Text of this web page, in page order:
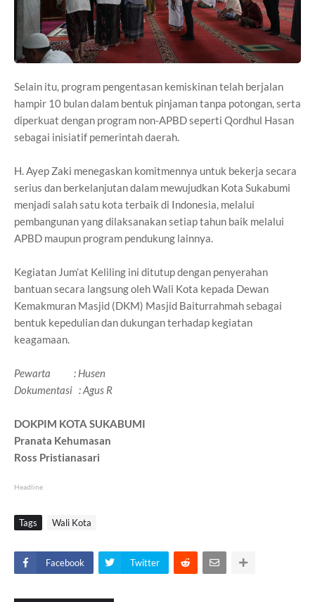
Selain itu, program pengentasan kemiskinan telah berjalan
hampir 10 bulan dalam bentuk pinjaman tanpa potongan, serta
diperkuat dengan program non-APBD seperti Qordhul Hasan
sebagai inisiatif pemerintah daerah.
H. Ayep Zaki menegaskan komitmennya untuk bekerja secara
serius dan berkelanjutan dalam mewujudkan Kota Sukabumi
menjadi salah satu kota terbaik di Indonesia, melalui
pembangunan yang dilaksanakan setiap tahun baik melalui
APBD maupun program pendukung lainnya.
Kegiatan Jum’at Keliling ini ditutup dengan penyerahan
bantuan secara langsung oleh Wali Kota kepada Dewan
Kemakmuran Masjid (DKM) Masjid Baiturrahmah sebagai
bentuk kepedulian dan dukungan terhadap kegiatan
keagamaan.
Pewarta : Husen
Dokumentasi : Agus R
DOKPIM KOTA SUKABUMI
Pranata Kehumasan
Ross Pristianasari
Headline
Tags Wali Kota
Facebook Twitter